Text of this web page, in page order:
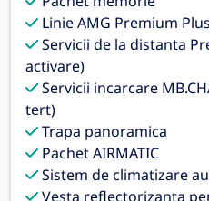
Linie AMG Premium Plus
Servicii de la distanta
activare)
Servicii incarcare
tert)
Trapa panoramica
Pachet AIRMATIC
Sistem de climatizare
Vesta reflectorizanta